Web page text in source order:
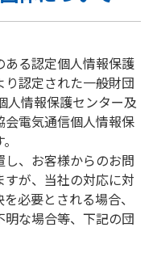
ある認定個人情報保護
り認定された一般財団
人情報保護センター及
会電気通信個人情報保
、お客様からのお問
すが、当社の対応に対
必要とされる場合、
明な場合等、下記の団